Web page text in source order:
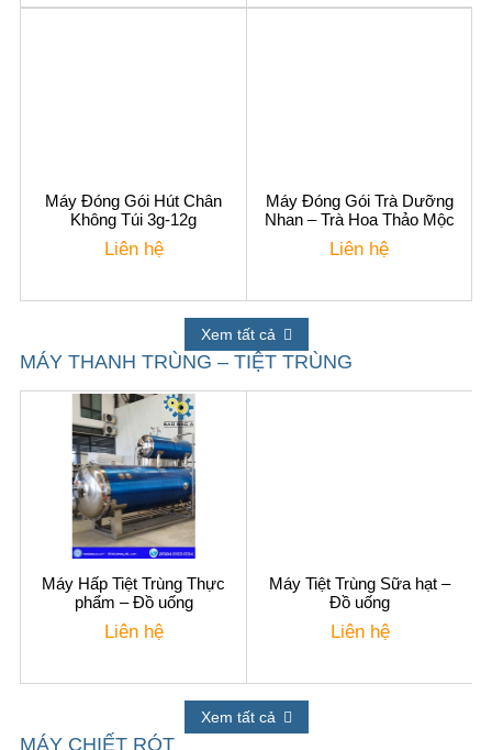
Máy Đóng Gói Hút Chân
Không Túi 3g-12g
Liên hệ
Máy Đóng Gói Trà Dưỡng
Nhan – Trà Hoa Thảo Mộc
Liên hệ
Xem tất cả
MÁY THANH TRÙNG – TIỆT TRÙNG
Máy Hấp Tiệt Trùng Thực
phẩm – Đồ uống
Liên hệ
Máy Tiệt Trùng Sữa hạt –
Đồ uống
Liên hệ
Xem tất cả
MÁY CHIẾT RÓT